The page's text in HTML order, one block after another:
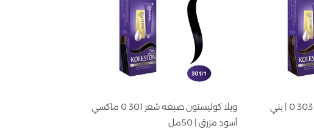
ويلا كوليستون صبغه شعر 303 0 | بني
ويلا كوليستون صبغه شعر 301 0 ماكسي
أسود مزرق | 50مل